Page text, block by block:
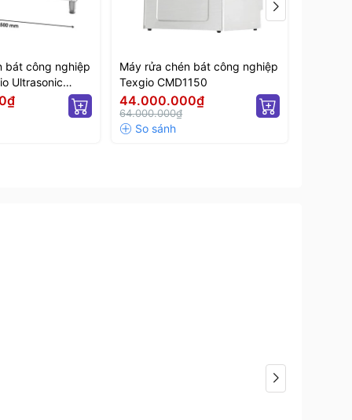
bát công nghiệp
Ultrasonic
1500SS
Máy rửa chén bát công nghiệp
Texgio CMD1150
44.000.000₫
64.000.000₫